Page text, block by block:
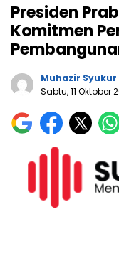
Presiden
Komitmen
Muhazir Syukur
Sabtu, 11 Oktober